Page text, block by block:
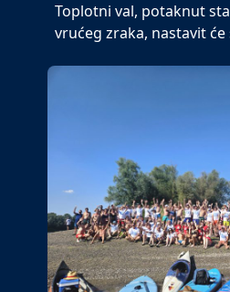
Toplotni val, potaknut
vrućeg zraka, nastavit